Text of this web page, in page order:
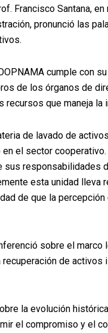
Francisco Santana,
pronunció las
cumple con
de los órganos de
que maneja la
de lavado de
el sector
sus responsabilidades
esta unidad lleva
de que la
sobre el
de
la evolución
el compromiso y el